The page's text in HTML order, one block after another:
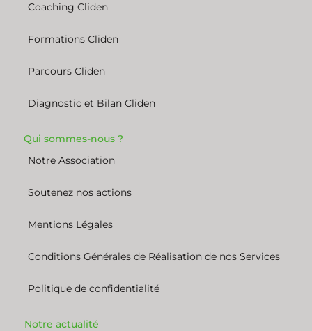
Coaching Cliden
Formations Cliden
Parcours Cliden
Diagnostic et Bilan Cliden
Qui sommes-nous ?
Notre Association
Soutenez nos actions
Mentions Légales
Conditions Générales de Réalisation de nos Services
Politique de confidentialité
Notre actualité